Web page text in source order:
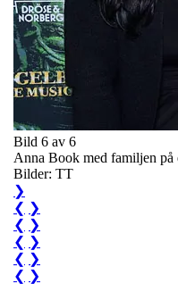
Bild 6 av 6
Anna Book med familjen på
Bilder: TT
❯
❮ ❯
❮ ❯
❮ ❯
❮ ❯
❮ ❯